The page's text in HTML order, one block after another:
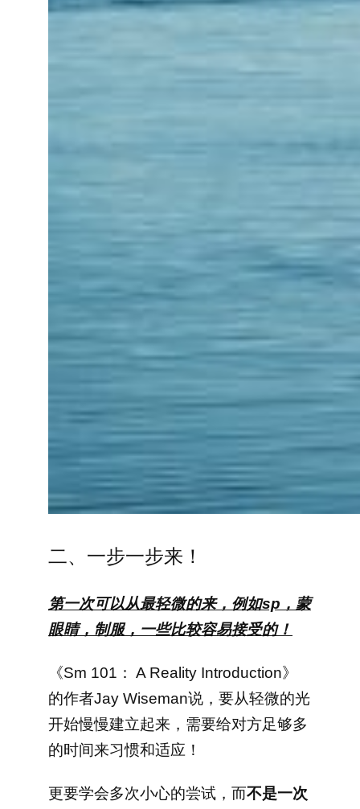
二、一步一步来！
第一次可以从最轻微的来，例如sp，蒙
眼睛，制服，一些比较容易接受的！
《Sm 101： A Reality Introduction》
的作者Jay Wiseman说，要从轻微的光
开始慢慢建立起来，需要给对方足够多
的时间来习惯和适应！
更要学会多次小心的尝试，而不是一次